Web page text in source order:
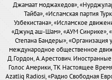
Джамаат моджахедов»,
Тайба», «Исламская партия
Узбекистана», «Исламское
«Джунд аш-Шам», «АУМ Синрике»,
Степана Бандеры»,
международное общественное
Д.Гордон, А.Арестович.
Голос Америки, ТК Настоящее
Azatliq Radiosi, «Радио Свободная